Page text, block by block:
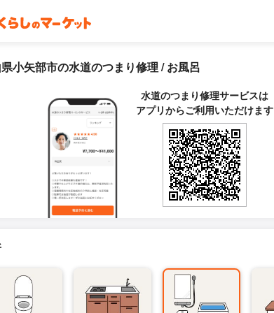
小矢部市の水道のつまり修理 / お風呂
水道のつまり修理サービスは
アプリからご利用いただけます